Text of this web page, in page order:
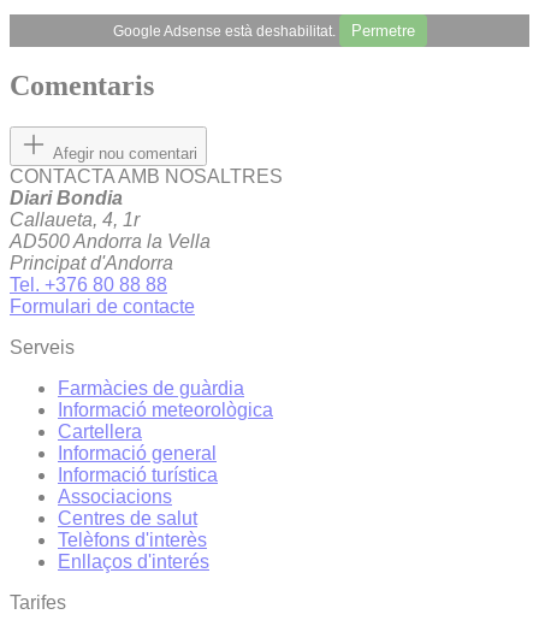
Google Adsense està deshabilitat. Permetre
Comentaris
Afegir nou comentari
CONTACTA AMB NOSALTRES
Diari Bondia
Callaueta, 4, 1r
AD500 Andorra la Vella
Principat d'Andorra
Tel. +376 80 88 88
Formulari de contacte
Serveis
Farmàcies de guàrdia
Informació meteorològica
Cartellera
Informació general
Informació turística
Associacions
Centres de salut
Telèfons d'interès
Enllaços d'interés
Tarifes